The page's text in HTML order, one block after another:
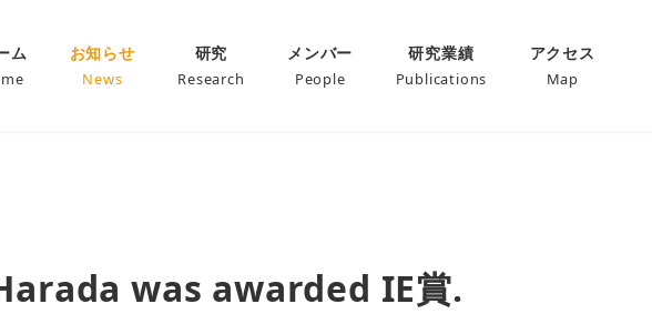
ム お知らせ
News
研究
Research
メンバー
People
研究業績
Publications
アクセス
Map
was awarded IE賞.